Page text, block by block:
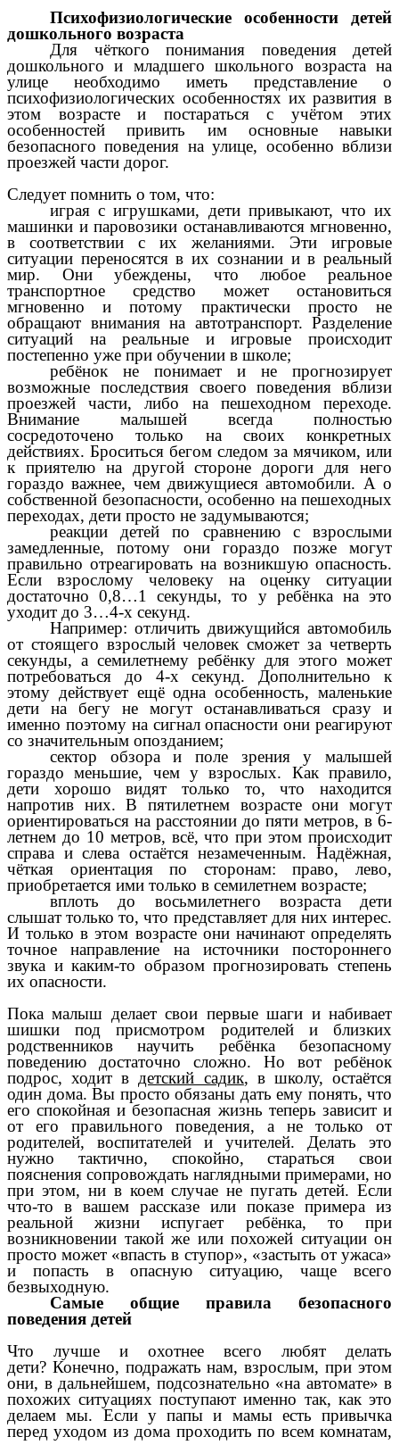
Психофизиологические особенности детей
дошкольного возраста
Для чёткого понимания поведения детей
дошкольного и младшего школьного возраста на
улице необходимо иметь представление о
психофизиологических особенностях их развития в
этом возрасте и постараться с учётом этих
особенностей привить им основные навыки
безопасного поведения на улице, особенно вблизи
проезжей части дорог.
Следует помнить о том, что:
играя с игрушками, дети привыкают, что их
машинки и паровозики останавливаются мгновенно,
в соответствии с их желаниями. Эти игровые
ситуации переносятся в их сознании и в реальный
мир. Они убеждены, что любое реальное
транспортное средство может остановиться
мгновенно и потому практически просто не
обращают внимания на автотранспорт. Разделение
ситуаций на реальные и игровые происходит
постепенно уже при обучении в школе;
ребёнок не понимает и не прогнозирует
возможные последствия своего поведения вблизи
проезжей части, либо на пешеходном переходе.
Внимание малышей всегда полностью
сосредоточено только на своих конкретных
действиях. Броситься бегом следом за мячиком, или
к приятелю на другой стороне дороги для него
гораздо важнее, чем движущиеся автомобили. А о
собственной безопасности, особенно на пешеходных
переходах, дети просто не задумываются;
реакции детей по сравнению с взрослыми
замедленные, потому они гораздо позже могут
правильно отреагировать на возникшую опасность.
Если взрослому человеку на оценку ситуации
достаточно 0,8…1 секунды, то у ребёнка на это
уходит до 3…4-х секунд.
Например: отличить движущийся автомобиль
от стоящего взрослый человек сможет за четверть
секунды, а семилетнему ребёнку для этого может
потребоваться до 4-х секунд. Дополнительно к
этому действует ещё одна особенность, маленькие
дети на бегу не могут останавливаться сразу и
именно поэтому на сигнал опасности они реагируют
со значительным опозданием;
сектор обзора и поле зрения у малышей
гораздо меньшие, чем у взрослых. Как правило,
дети хорошо видят только то, что находится
напротив них. В пятилетнем возрасте они могут
ориентироваться на расстоянии до пяти метров, в 6-
летнем до 10 метров, всё, что при этом происходит
справа и слева остаётся незамеченным. Надёжная,
чёткая ориентация по сторонам: право, лево,
приобретается ими только в семилетнем возрасте;
вплоть до восьмилетнего возраста дети
слышат только то, что представляет для них интерес.
И только в этом возрасте они начинают определять
точное направление на источники постороннего
звука и каким-то образом прогнозировать степень
их опасности.
Пока малыш делает свои первые шаги и набивает
шишки под присмотром родителей и близких
родственников научить ребёнка безопасному
поведению достаточно сложно. Но вот ребёнок
подрос, ходит в детский садик, в школу, остаётся
один дома. Вы просто обязаны дать ему понять, что
его спокойная и безопасная жизнь теперь зависит и
от его правильного поведения, а не только от
родителей, воспитателей и учителей. Делать это
нужно тактично, спокойно, стараться свои
пояснения сопровождать наглядными примерами, но
при этом, ни в коем случае не пугать детей. Если
что-то в вашем рассказе или показе примера из
реальной жизни испугает ребёнка, то при
возникновении такой же или похожей ситуации он
просто может «впасть в ступор», «застыть от ужаса»
и попасть в опасную ситуацию, чаще всего
безвыходную.
Самые общие правила безопасного
поведения детей
Что лучше и охотнее всего любят делать
дети? Конечно, подражать нам, взрослым, при этом
они, в дальнейшем, подсознательно «на автомате» в
похожих ситуациях поступают именно так, как это
делаем мы. Если у папы и мамы есть привычка
перед уходом из дома проходить по всем комнатам,